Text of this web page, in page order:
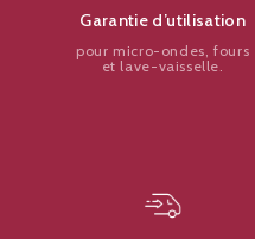
Garantie d’utilisation
pour micro-ondes, fours
et lave-vaisselle.